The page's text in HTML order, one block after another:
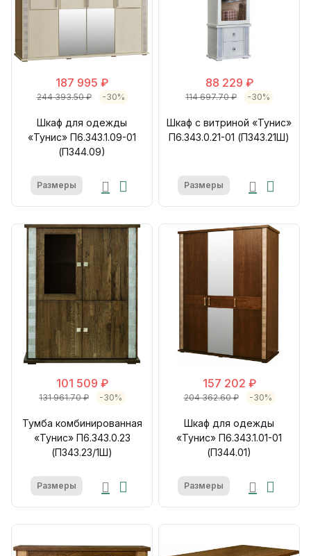
187 995 ₽
244 393.50 ₽ -30%
Шкаф для одежды
«Тунис» П6.343.1.09-01
(П344.09)
Размеры
88 229 ₽
114 697.70 ₽ -30%
Шкаф с витриной «Тунис»
П6.343.0.21-01 (П343.21Ш)
Размеры
101 509 ₽
131 961.70 ₽ -30%
Тумба комбинированная
«Тунис» П6.343.0.23
(П343.23/1Ш)
Размеры
157 202 ₽
204 362.60 ₽ -30%
Шкаф для одежды
«Тунис» П6.343.1.01-01
(П344.01)
Размеры